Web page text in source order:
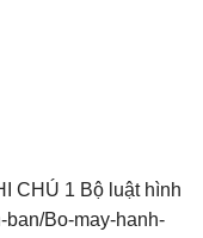
CHÚ 1 Bộ luật hình
ban/Bo-may-hanh-